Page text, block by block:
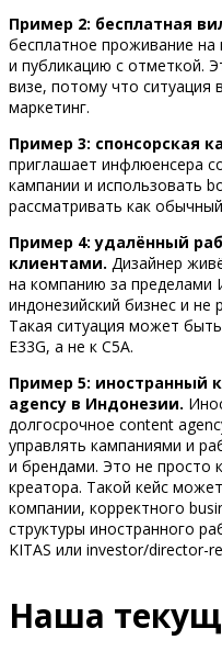
Пример 2: бесплатная
бесплатное проживание
и публикацию с отметкой.
визе, потому что ситуация
маркетинг.
Пример 3: спонсорская
приглашает инфлюенсера
кампании и использовать
рассматривать как
Пример 4: удалённый
клиентами. Дизайнер
на компанию за пределами
индонезийский бизнес и
Такая ситуация может
E33G, а не к C5A.
Пример 5: иностранный
agency в Индонезии.
долгосрочное content
управлять кампаниями и
и брендами. Это не просто
креатора. Такой кейс
компании, корректного
структуры иностранного
KITAS или investor/director-
Наша